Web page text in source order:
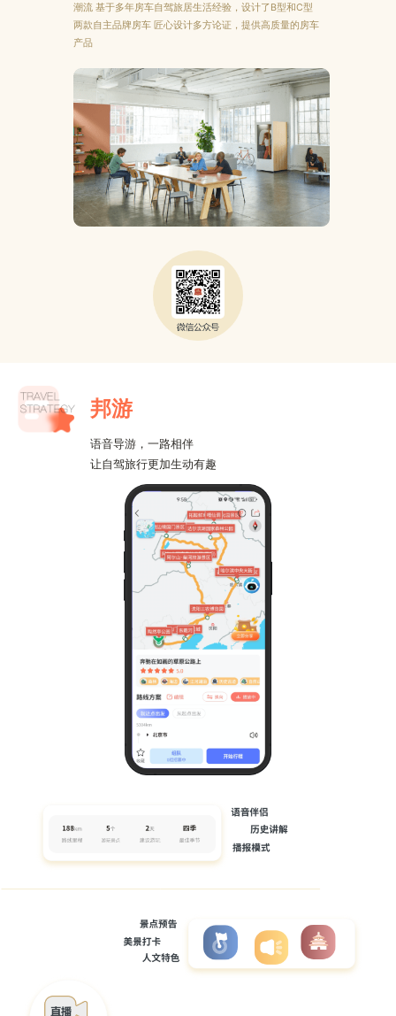
潮流 基于多年房车自驾旅居生活经验，设计了B型和C型
两款自主品牌房车 匠心设计多方论证，提供高质量的房车
产品
邦游
语音导游，一路相伴
让自驾旅行更加生动有趣